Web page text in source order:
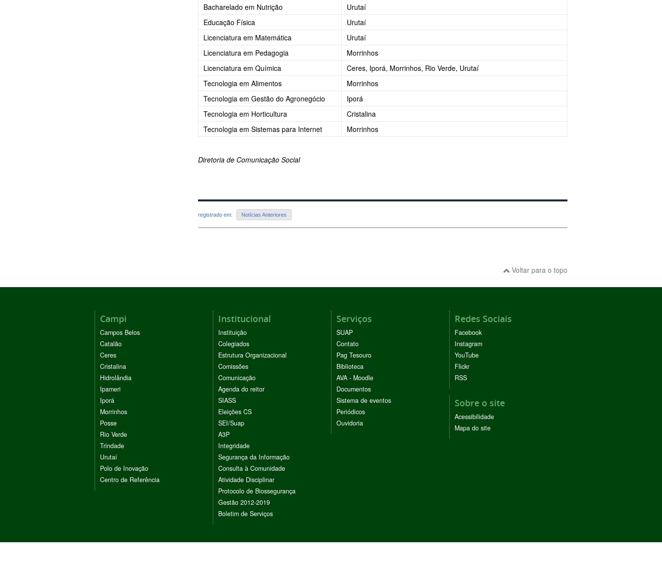
Bacharelado em Nutrição
Urutaí
Educação Física
Urutaí
Licenciatura em Matemática
Urutaí
Licenciatura em Pedagogia
Morrinhos
Licenciatura em Química
Ceres, Iporá, Morrinhos, Rio Verde, Urutaí
Tecnologia em Alimentos
Morrinhos
Tecnologia em Gestão do Agronegócio
Iporá
Tecnologia em Horticultura
Cristalina
Tecnologia em Sistemas para Internet
Morrinhos
Diretoria de Comunicação Social
registrado em: Notícias Anteriores
Voltar para o topo
Campi
Campos Belos
Catalão
Ceres
Cristalina
Hidrolândia
Ipameri
Iporá
Morrinhos
Posse
Rio Verde
Trindade
Urutaí
Polo de Inovação
Centro de Referência
Institucional
Instituição
Colegiados
Estrutura Organizacional
Comissões
Comunicação
Agenda do reitor
SIASS
Eleições CS
SEI/Suap
A3P
Integridade
Segurança da Informação
Consulta à Comunidade
Atividade Disciplinar
Protocolo de Biossegurança
Gestão 2012-2019
Boletim de Serviços
Serviços
SUAP
Contato
Pag Tesouro
Biblioteca
AVA - Moodle
Documentos
Sistema de eventos
Periódicos
Ouvidoria
Redes Sociais
Facebook
Instagram
YouTube
Flickr
RSS
Sobre o site
Acessibilidade
Mapa do site